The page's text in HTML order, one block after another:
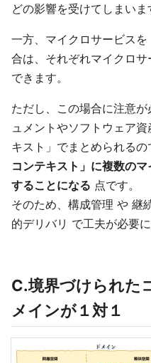
どの影響を受けてしまいま
一方、マイクロサービス
合は、それぞれマイクロ
できます。
ただし、この場合に注意
ュメントやソフトウェア
キスト」でまとめられるの
コンテキスト」に複数の
することになる 点です。
そのため、構成管理 や 継
的デリバリ で工夫が必要
C.境界づけられた
メインが１対１